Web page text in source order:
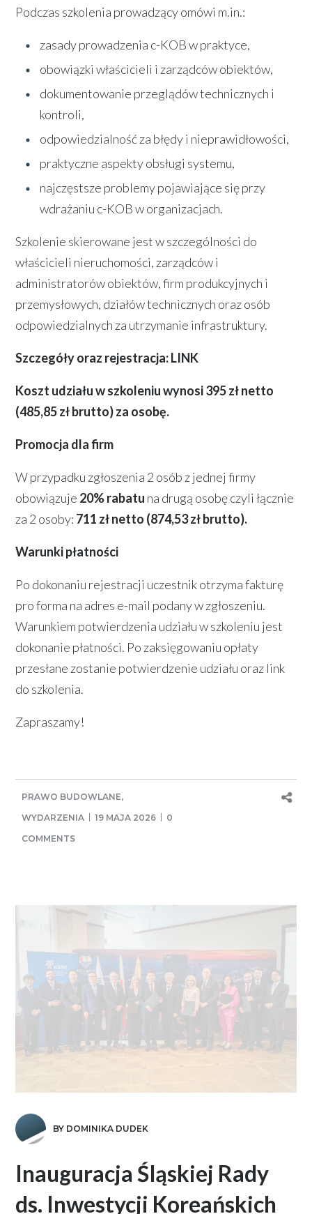
Podczas szkolenia prowadzący omówi m.in.:
zasady prowadzenia c-KOB w praktyce,
obowiązki właścicieli i zarządców obiektów,
dokumentowanie przeglądów technicznych i
kontroli,
odpowiedzialność za błędy i nieprawidłowości,
praktyczne aspekty obsługi systemu,
najczęstsze problemy pojawiające się przy
wdrażaniu c-KOB w organizacjach.
Szkolenie skierowane jest w szczególności do
właścicieli nieruchomości, zarządców i
administratorów obiektów, firm produkcyjnych i
przemysłowych, działów technicznych oraz osób
odpowiedzialnych za utrzymanie infrastruktury.
Szczegóły oraz rejestracja:LINK
Koszt udziału w szkoleniu wynosi 395 zł netto
(485,85 zł brutto) za osobę.
Promocja dla firm
W przypadku zgłoszenia 2 osób z jednej firmy
obowiązuje 20% rabatu na drugą osobę czyli łącznie
za 2 osoby: 711 zł netto (874,53 zł brutto).
Warunki płatności
Po dokonaniu rejestracji uczestnik otrzyma fakturę
pro forma na adres e-mail podany w zgłoszeniu.
Warunkiem potwierdzenia udziału w szkoleniu jest
dokonanie płatności. Po zaksięgowaniu opłaty
przesłane zostanie potwierdzenie udziału oraz link
do szkolenia.
Zapraszamy!
PRAWO BUDOWLANE,
WYDARZENIA
19 MAJA 2026
0
COMMENTS
BY DOMINIKA DUDEK
Inauguracja Śląskiej Rady
ds. Inwestycji Koreańskich